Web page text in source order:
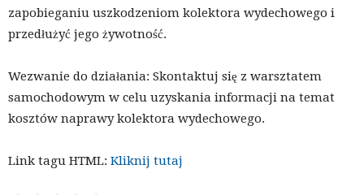
zapobieganiu uszkodzeniom kolektora wydechowego i
przedłużyć jego żywotność.
Wezwanie do działania: Skontaktuj się z warsztatem
samochodowym w celu uzyskania informacji na temat
kosztów naprawy kolektora wydechowego.
Link tagu HTML: Kliknij tutaj